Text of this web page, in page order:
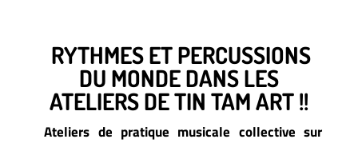
RYTHMES ET PERCUSSIONS
DU MONDE DANS LES
ATELIERS DE TIN TAM ART !!
Ateliers de pratique musicale collective sur